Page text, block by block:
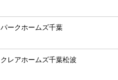
パークホームズ千葉
クレアホームズ千葉松波